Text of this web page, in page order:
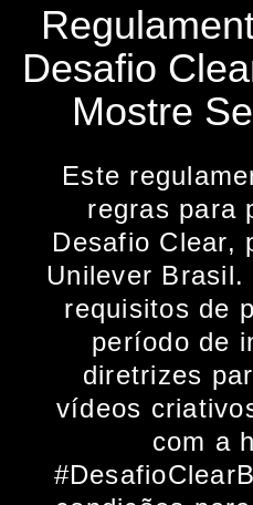
Desafio
Mostre
Este
regras para
Desafio Clear,
Unilever
requisitos de
período de
diretrizes
vídeos
com a